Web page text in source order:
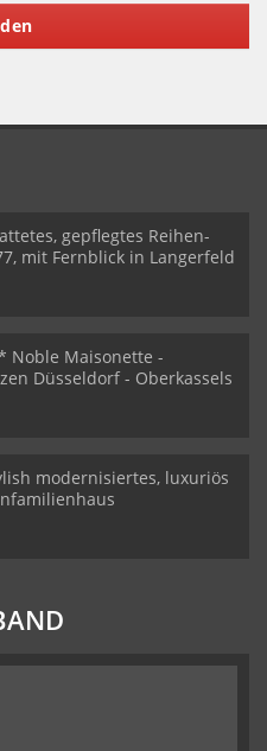
gepflegtes Reihen-
mit Fernblick in Langerfeld
Noble Maisonette -
Düsseldorf - Oberkassels
modernisiertes, luxuriös